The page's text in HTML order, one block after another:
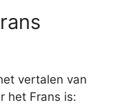
vertalen van
het Frans is: